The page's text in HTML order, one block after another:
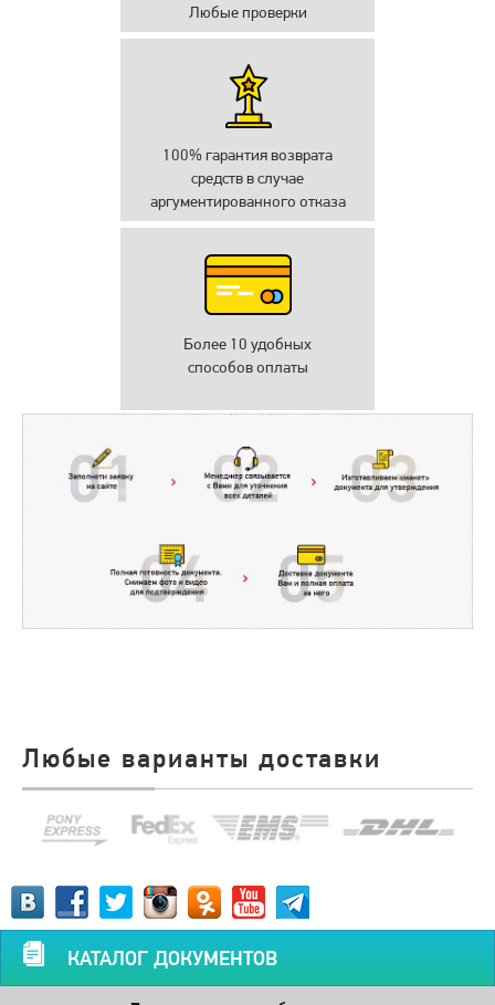
Любые проверки
100% гарантия возврата
средств в случае
аргументированного отказа
Более 10 удобных
способов оплаты
Любые варианты доставки
КАТАЛОГ ДОКУМЕНТОВ